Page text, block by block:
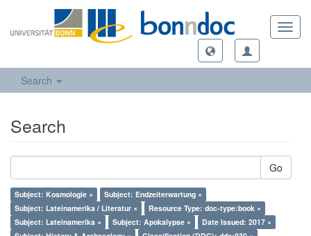
Search
Search
Go
Subject: Kosmologie ×
Subject: Endzeiterwartung ×
Subject: Lateinamerika / Literatur ×
Resource Type: doc-type:book ×
Subject: Lateinamerika ×
Subject: Apokalypse ×
Date Issued: 2017 ×